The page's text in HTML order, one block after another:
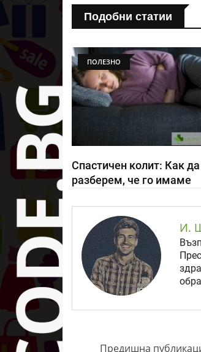
Подобни статии
ПОЛЕЗНО
Спастичен колит: Как да
разберем, че го имаме
И.
Предишна